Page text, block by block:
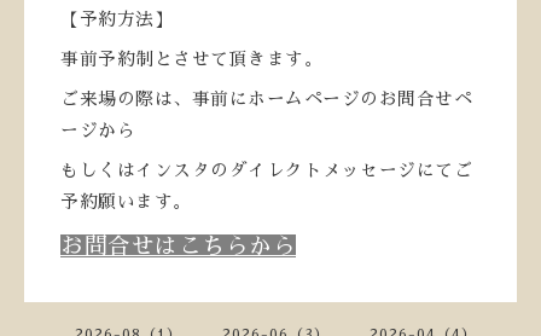
【予約方法】
事前予約制とさせて頂きます。
ご来場の際は、事前にホームページのお問合せペ
ージから
もしくはインスタのダイレクトメッセージにてご
予約願います。
お問合せはこちらから